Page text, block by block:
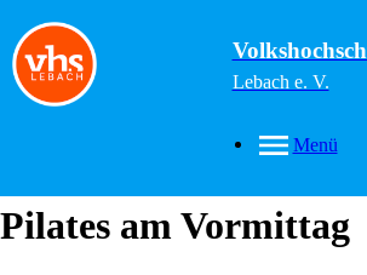
Lebach e. V.
Menü
Pilates am Vormittag